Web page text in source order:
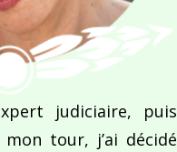
judiciaire, puis
tour, j’ai décidé